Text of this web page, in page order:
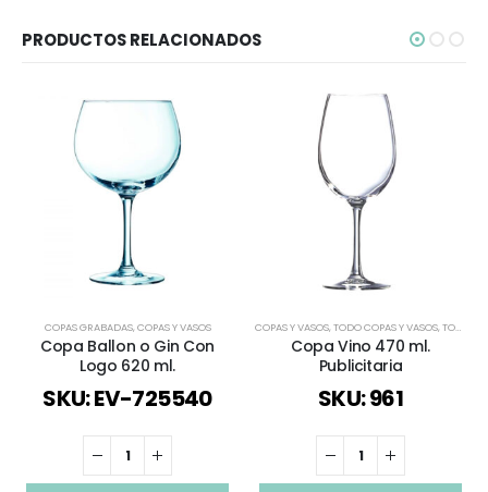
PRODUCTOS RELACIONADOS
COPAS GRABADAS,COPAS Y VASOS
Copa Ballon o Gin Con
Logo 620 ml.
SKU: EV-725540
COPAS Y VASOS,TODO COPAS Y VASOS,TODOS
Copa Vino 470 ml.
Publicitaria
SKU: 961